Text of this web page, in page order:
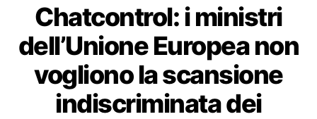
Chatcontrol: i ministri
dell’Unione Europea non
vogliono la scansione
indiscriminata dei